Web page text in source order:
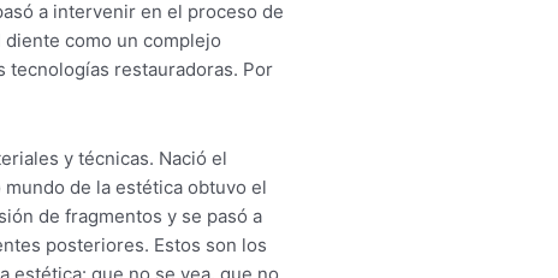
a intervenir en el proceso de
como un complejo
tecnologías restauradoras. Por
y técnicas. Nació el
de la estética obtuvo el
de fragmentos y se pasó a
posteriores. Estos son los